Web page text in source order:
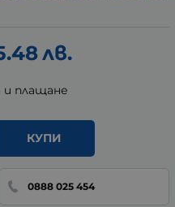
лв.
плащане
КУПИ
0888 025 454